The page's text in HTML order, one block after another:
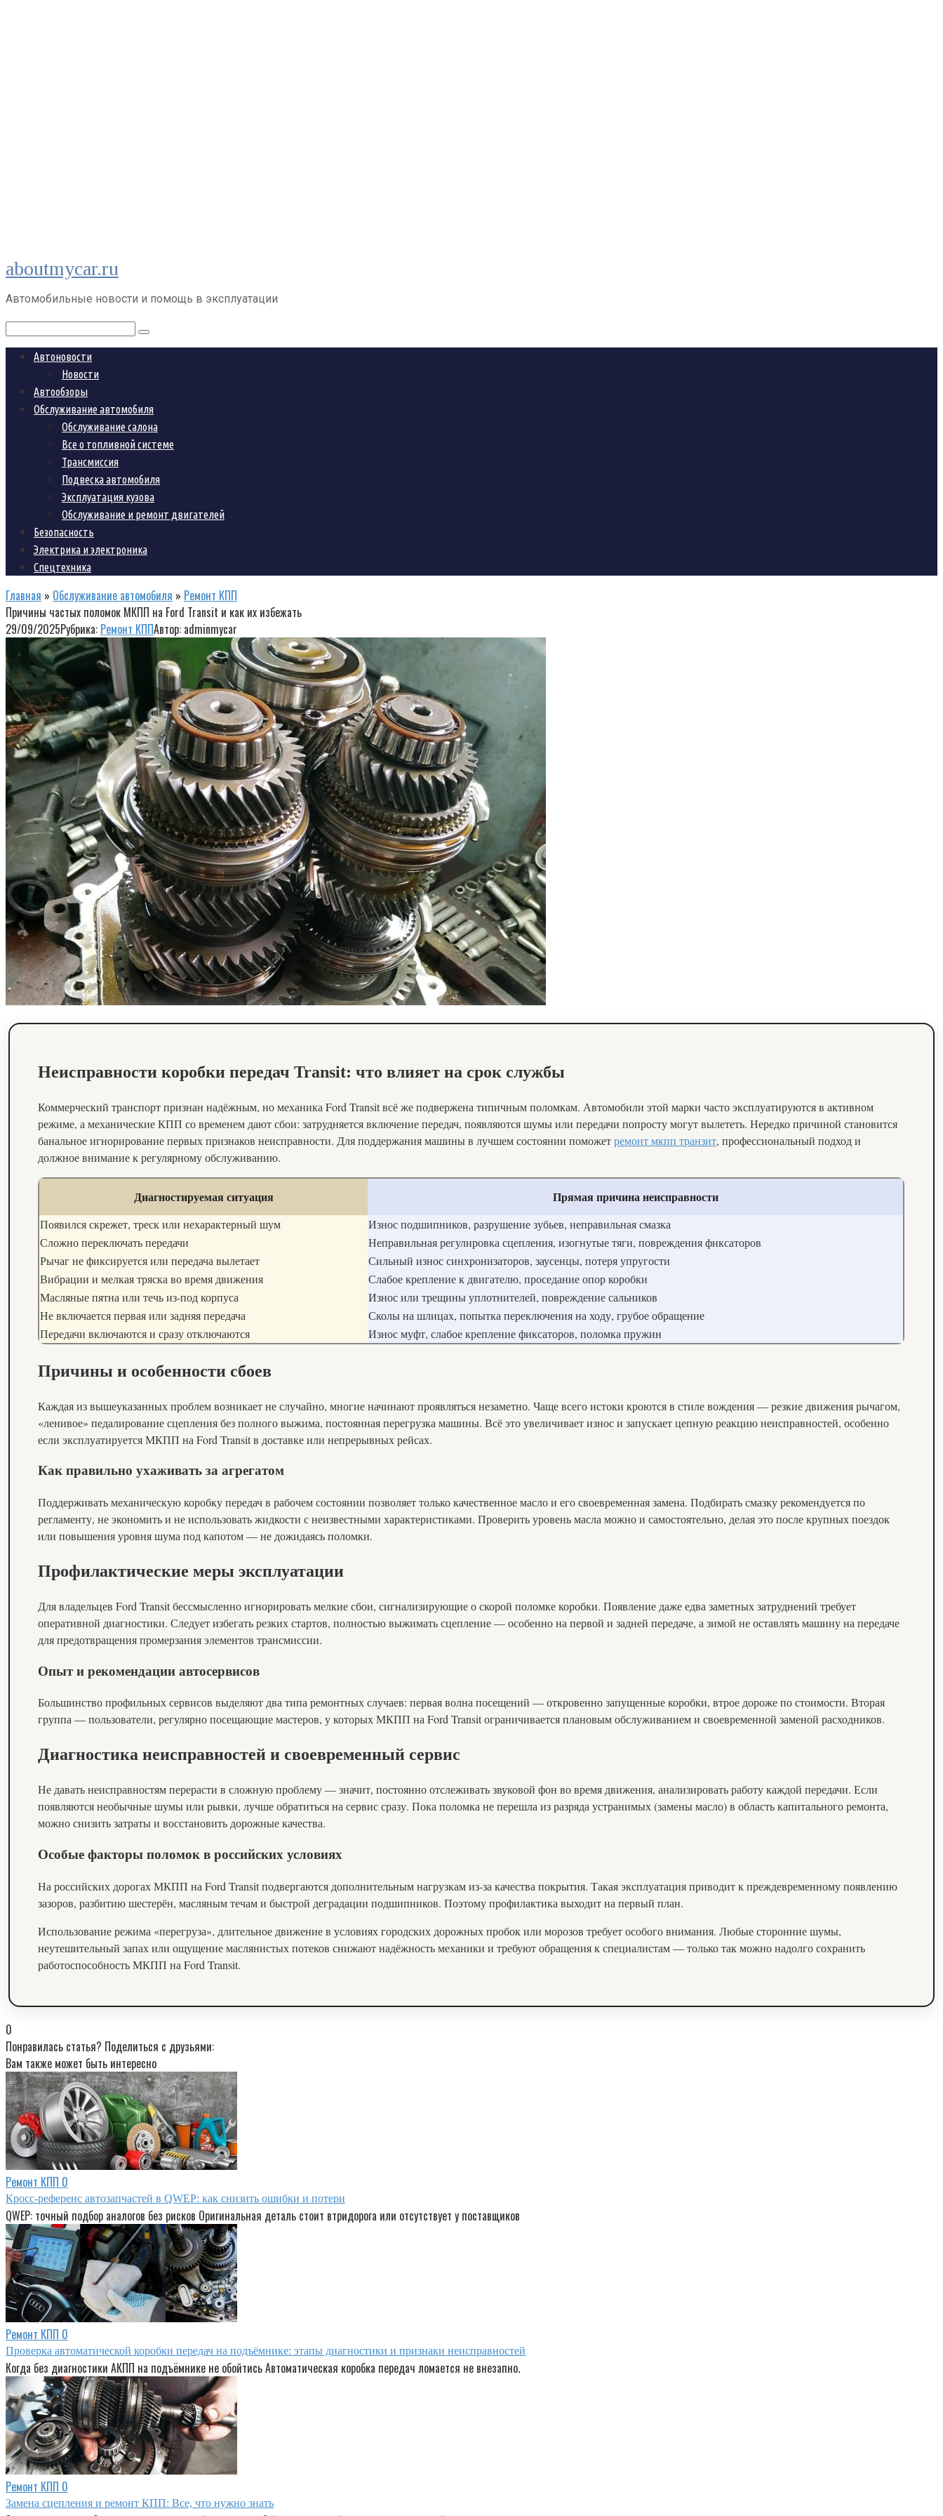
Перейти
к
контенту
aboutmycar.ru
Автомобильные новости и помощь в эксплуатации
Поиск:
Автоновости
Новости
Автообзоры
Обслуживание автомобиля
Обслуживание салона
Все о топливной системе
Трансмиссия
Подвеска автомобиля
Эксплуатация кузова
Обслуживание и ремонт двигателей
Безопасность
Электрика и электроника
Спецтехника
Главная » Обслуживание автомобиля » Ремонт КПП
Причины частых поломок МКПП на Ford Transit и как их избежать
29/09/2025Рубрика: Ремонт КППАвтор: adminmycar
Неисправности коробки передач Transit: что влияет на срок службы
Коммерческий транспорт признан надёжным, но механика Ford Transit всё же подвержена типичным поломкам. Автомобили этой марки часто эксплуатируются в активном
режиме, а механические КПП со временем дают сбои: затрудняется включение передач, появляются шумы или передачи попросту могут вылететь. Нередко причиной становится
банальное игнорирование первых признаков неисправности. Для поддержания машины в лучшем состоянии поможетремонт мкпп транзит, профессиональный подход и
должное внимание к регулярному обслуживанию.
Диагностируемая ситуация Прямая причина неисправности
Появился скрежет, треск или нехарактерный шум
Износ подшипников, разрушение зубьев, неправильная смазка
Сложно переключать передачи
Неправильная регулировка сцепления, изогнутые тяги, повреждения фиксаторов
Рычаг не фиксируется или передача вылетает
Сильный износ синхронизаторов, заусенцы, потеря упругости
Вибрации и мелкая тряска во время движения
Слабое крепление к двигателю, проседание опор коробки
Масляные пятна или течь из-под корпуса
Износ или трещины уплотнителей, повреждение сальников
Не включается первая или задняя передача
Сколы на шлицах, попытка переключения на ходу, грубое обращение
Передачи включаются и сразу отключаются
Износ муфт, слабое крепление фиксаторов, поломка пружин
Причины и особенности сбоев
Каждая из вышеуказанных проблем возникает не случайно, многие начинают проявляться незаметно. Чаще всего истоки кроются в стиле вождения — резкие движения рычагом,
«ленивое» педалирование сцепления без полного выжима, постоянная перегрузка машины. Всё это увеличивает износ и запускает цепную реакцию неисправностей, особенно
если эксплуатируется МКПП на Ford Transit в доставке или непрерывных рейсах.
Как правильно ухаживать за агрегатом
Поддерживать механическую коробку передач в рабочем состоянии позволяет только качественное масло и его своевременная замена. Подбирать смазку рекомендуется по
регламенту, не экономить и не использовать жидкости с неизвестными характеристиками. Проверить уровень масла можно и самостоятельно, делая это после крупных поездок
или повышения уровня шума под капотом — не дожидаясь поломки.
Профилактические меры эксплуатации
Для владельцев Ford Transit бессмысленно игнорировать мелкие сбои, сигнализирующие о скорой поломке коробки. Появление даже едва заметных затруднений требует
оперативной диагностики. Следует избегать резких стартов, полностью выжимать сцепление — особенно на первой и задней передаче, а зимой не оставлять машину на передаче
для предотвращения промерзания элементов трансмиссии.
Опыт и рекомендации автосервисов
Большинство профильных сервисов выделяют два типа ремонтных случаев: первая волна посещений — откровенно запущенные коробки, втрое дороже по стоимости. Вторая
группа — пользователи, регулярно посещающие мастеров, у которых МКПП на Ford Transit ограничивается плановым обслуживанием и своевременной заменой расходников.
Диагностика неисправностей и своевременный сервис
Не давать неисправностям перерасти в сложную проблему — значит, постоянно отслеживать звуковой фон во время движения, анализировать работу каждой передачи. Если
появляются необычные шумы или рывки, лучше обратиться на сервис сразу. Пока поломка не перешла из разряда устранимых (замены масло) в область капитального ремонта,
можно снизить затраты и восстановить дорожные качества.
Особые факторы поломок в российских условиях
На российских дорогах МКПП на Ford Transit подвергаются дополнительным нагрузкам из-за качества покрытия. Такая эксплуатация приводит к преждевременному появлению
зазоров, разбитию шестерён, масляным течам и быстрой деградации подшипников. Поэтому профилактика выходит на первый план.
Использование режима «перегруза», длительное движение в условиях городских дорожных пробок или морозов требует особого внимания. Любые сторонние шумы,
неутешительный запах или ощущение маслянистых потеков снижают надёжность механики и требуют обращения к специалистам — только так можно надолго сохранить
работоспособность МКПП на Ford Transit.
0
Понравилась статья? Поделиться с друзьями:
Вам также может быть интересно
Ремонт КПП 0
Кросс-референс автозапчастей в QWEP: как снизить ошибки и потери
QWEP: точный подбор аналогов без рисков Оригинальная деталь стоит втридорога или отсутствует у поставщиков
Ремонт КПП 0
Проверка автоматической коробки передач на подъёмнике: этапы диагностики и признаки неисправностей
Когда без диагностики АКПП на подъёмнике не обойтись Автоматическая коробка передач ломается не внезапно.
Ремонт КПП 0
Замена сцепления и ремонт КПП: Все, что нужно знать